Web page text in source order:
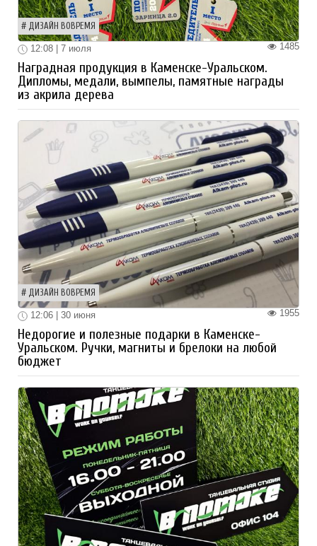
ДИЗАЙН ВОВРЕМЯ
1485
12:08 | 7 июля
Наградная продукция в Каменске-Уральском.
Дипломы, медали, вымпелы, памятные награды
из акрила дерева
ДИЗАЙН ВОВРЕМЯ
1955
12:06 | 30 июня
Недорогие и полезные подарки в Каменске-
Уральском. Ручки, магниты и брелоки на любой
бюджет